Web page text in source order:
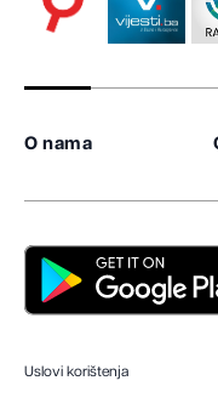
O nama
Uslovi korištenja